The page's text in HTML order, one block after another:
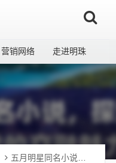
营销网络 走进明珠
五月明星同名小说，探索明星与文学的交融魅力